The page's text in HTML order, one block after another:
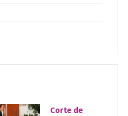
Corte de